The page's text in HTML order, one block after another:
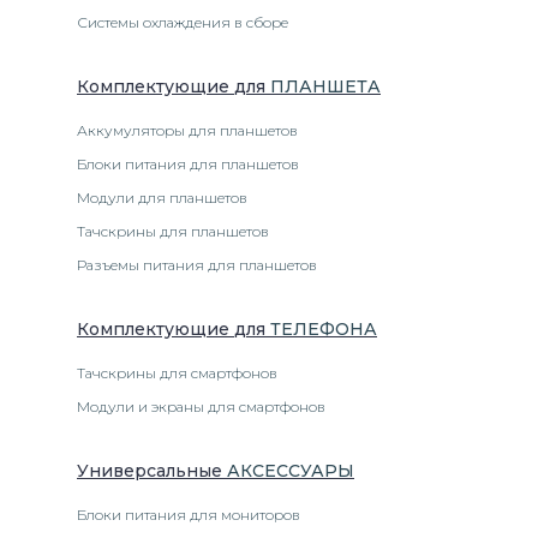
Системы охлаждения в сборе
Комплектующие для ПЛАНШЕТА
Аккумуляторы для планшетов
Блоки питания для планшетов
Модули для планшетов
Тачскрины для планшетов
Разъемы питания для планшетов
Комплектующие для ТЕЛЕФОНА
Тачскрины для смартфонов
Модули и экраны для смартфонов
Универсальные АКСЕССУАРЫ
Блоки питания для мониторов